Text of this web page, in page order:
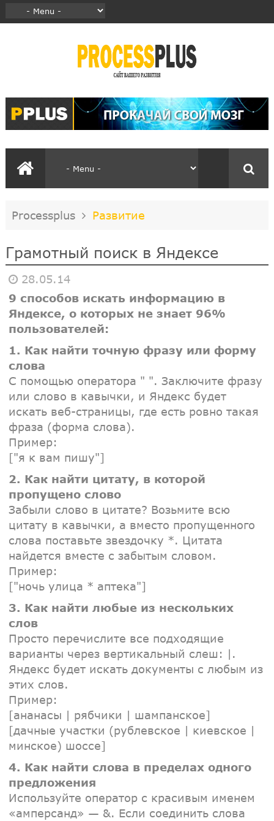
Processplus Развитие
Грамотный поиск в Яндексе
28.05.14
9 способов искать информацию в
Яндексе, о которых не знает 96%
пользователей:
1. Как найти точную фразу или форму
слова
С помощью оператора " ". Заключите фразу
или слово в кавычки, и Яндекс будет
искать веб-страницы, где есть ровно такая
фраза (форма слова).
Пример:
["я к вам пишу"]
2. Как найти цитату, в которой
пропущено слово
Забыли слово в цитате? Возьмите всю
цитату в кавычки, а вместо пропущенного
слова поставьте звездочку *. Цитата
найдется вместе с забытым словом.
Пример:
["ночь улица * аптека"]
3. Как найти любые из нескольких
слов
Просто перечислите все подходящие
варианты через вертикальный слеш: |.
Яндекс будет искать документы с любым из
этих слов.
Пример:
[ананасы | рябчики | шампанское]
[дачные участки (рублевское | киевское |
минское) шоссе]
4. Как найти слова в пределах одного
предложения
Используйте оператор с красивым именем
«амперсанд» — &. Если соединить слова